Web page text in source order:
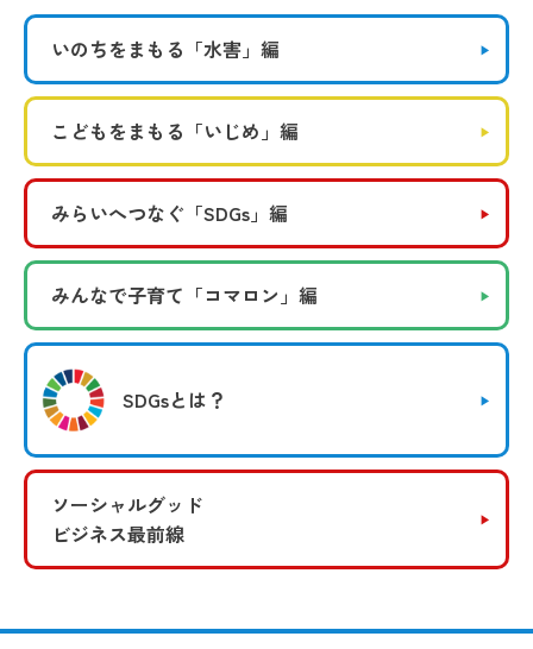
いのちをまもる 「水害」編
こどもをまもる 「いじめ」編
みらいへつなぐ 「SDGs」編
みんなで子育て 「コマロン」編
SDGsとは？
ソーシャルグッド
ビジネス最前線